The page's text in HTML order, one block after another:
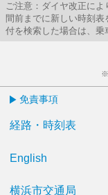
ご注意：ダイヤ改正に
間前までに新しい時刻
付を検索した場合は、乗
※
免責事項
経路・時刻表
English
横浜市交通局